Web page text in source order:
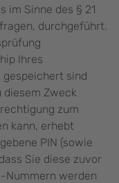
im Sinne des § 21
durchgeführt.
Ihres
gespeichert sind
diesem Zweck
zum
kann, erhebt
PIN (sowie
Sie diese zuvor
Nummern werden